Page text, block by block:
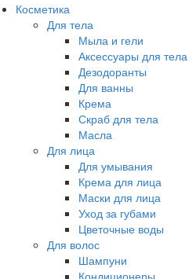
Косметика
Для тела
Мыла и гели
Аксессуары для тела
Дезодоранты
Для ванны
Крема
Скраб для тела
Масла
Для лица
Для умывания
Крема для лица
Маски для лица
Уход за губами
Цветочные воды
Для волос
Шампуни
Кондиционеры